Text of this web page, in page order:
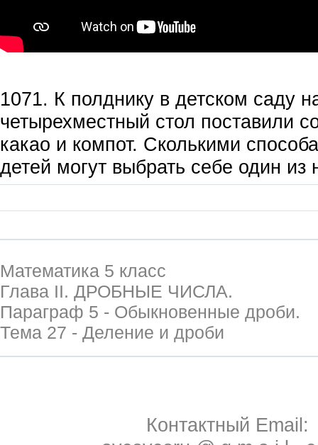
1071. К полднику в детском саду
четырехместный стол поставили
какао и компот. Сколькими
детей могут выбрать себе один из
Математика 5 класс
Глава II. ДРОБНЫЕ ЧИСЛА.
Параграф 5 - Обыкновенные дроби.
Тема 27 - Деление и дроби
Контактный Email: